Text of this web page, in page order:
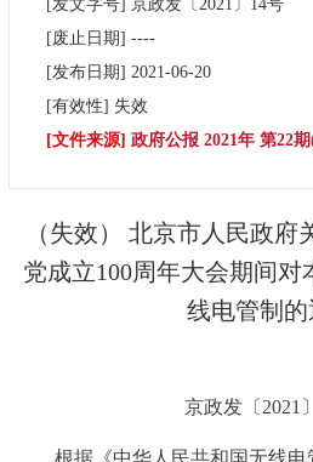
市领导
决策公开 专题公开
法人服务
[发文字号] 京政发〔2021〕 14号
[废止日期] ----
[发布日期] 2021-06-20
[有效性] 失效
[文件来源] 政府公报 2021年 第22
（失效） 北京市人民政
党成立100周年大会期间
线电管制
京政发〔2021
根据《中华人民共和国无线电